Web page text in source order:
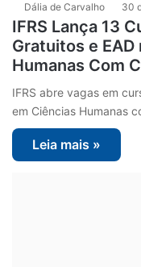
Dália de Carvalho 30
IFRS Lança 13
Gratuitos e
Humanas Com
IFRS abre vagas em
em Ciências Humanas
Leia mais »